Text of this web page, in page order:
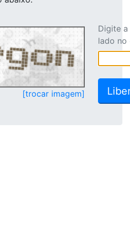
[trocar imagem]
Digite
lado no